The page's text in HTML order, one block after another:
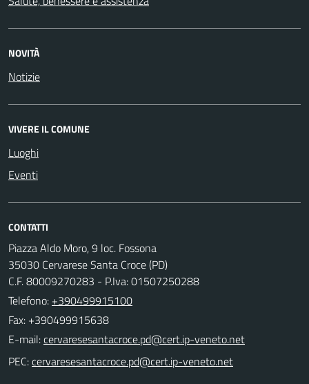
NOVITÀ
Notizie
VIVERE IL COMUNE
Luoghi
Eventi
CONTATTI
Piazza Aldo Moro, 9 loc. Fossona
35030 Cervarese Santa Croce (PD)
C.F. 80009270283 - P.Iva: 01507250288
Telefono: +390499915100
Fax: +390499915638
E-mail:
PEC: